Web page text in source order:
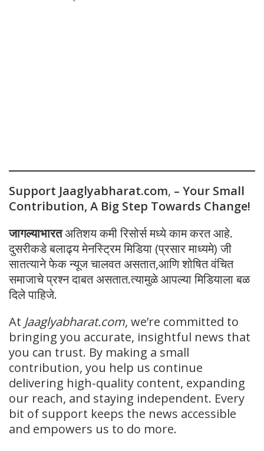
Support Jaaglyabharat.com, – Your Small
Contribution, A Big Step Towards Change!
जागल्याभारतअतिशय कमी रिसोर्स मध्ये काम करत आहे.
दुसरीकडे बलाढ्य मेनस्ट्रिम मिडिया (प्रसार माध्यमे) जी
सातत्याने फेक न्यूज चालवत असतात,आणि शोषित वंचित
समाजाचे प्रश्न दाबत असतात.त्यामुळे आपल्या मिडियाला बळ
दिले पाहिजे.
At Jaaglyabharat.com, we’re committed to
bringing you accurate, insightful news that
you can trust. By making a small
contribution, you help us continue
delivering high-quality content, expanding
our reach, and staying independent. Every
bit of support keeps the news accessible
and empowers us to do more.